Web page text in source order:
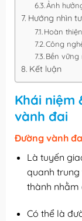
Ảnh
Hướng nhìn
Hoàn
Công
Bền
Kết luận
Khái niệm
vành đai
Đường vành
Là tuyến
quanh
thành
Có thể là